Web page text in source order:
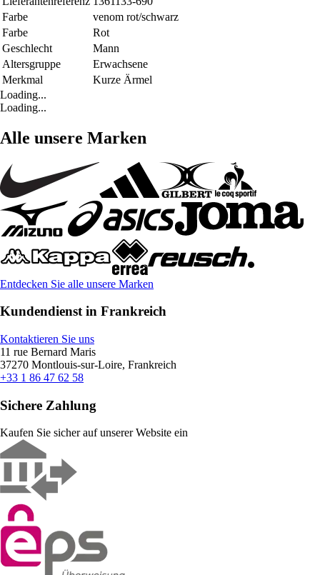
Farbe
venom rot/schwarz
Farbe
Rot
Geschlecht
Mann
Altersgruppe
Erwachsene
Merkmal
Kurze Ärmel
Loading...
Loading...
Alle unsere Marken
Entdecken Sie alle unsere Marken
Kundendienst in Frankreich
Kontaktieren Sie uns
11 rue Bernard Maris
37270 Montlouis-sur-Loire, Frankreich
+33 1 86 47 62 58
Sichere Zahlung
Kaufen Sie sicher auf unserer Website ein